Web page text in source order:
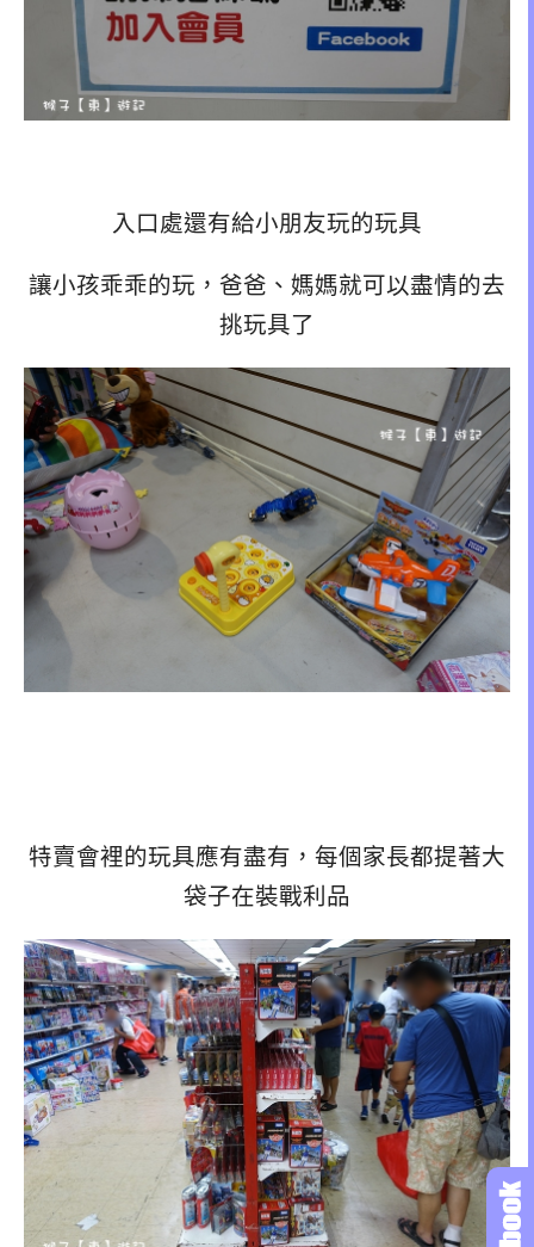
入口處還有給小朋友玩的玩具
讓小孩乖乖的玩，爸爸、媽媽就可以盡情的去
挑玩具了
特賣會裡的玩具應有盡有，每個家長都提著大
袋子在裝戰利品